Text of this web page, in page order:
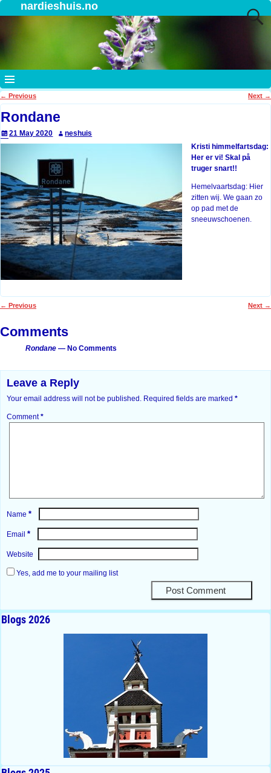
nardieshuis.no
Post navigation
← Previous Next →
Rondane
21 May 2020
neshuis
Kristi himmelfartsdag:
Her er vi! Skal på
truger snart!!
Hemelvaartsdag: Hier
zitten wij. We gaan zo
op pad met de
sneeuwschoenen.
← Previous Next →
Comments
Rondane — No Comments
Leave a Reply
Your email address will not be published. Required fields are marked *
Comment*
Name *
Email *
Website
Yes, add me to your mailing list
Blogs 2026